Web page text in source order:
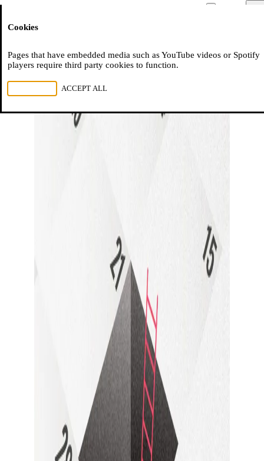
Cookies
Pages that have embedded media such as YouTube videos or Spotify
players require third party cookies to function.
ACCEPT ALL